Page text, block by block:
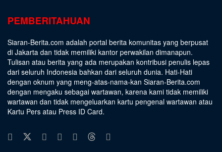
PEMBERITAHUAN
Siaran-Berita.com adalah portal berita komunitas yang berpusat
di Jakarta dan tidak memiliki kantor perwakilan dimanapun.
Tulisan atau berita yang ada merupakan kontribusi penulis lepas
dari seluruh Indonesia bahkan dari seluruh dunia. Hati-Hati
dengan oknum yang meng-atas-nama-kan Siaran-Berita.com
dengan mengaku sebagai wartawan, karena kami tidak memiliki
wartawan dan tidak mengeluarkan kartu pengenal wartawan atau
Kartu Pers atau Press ID Card.